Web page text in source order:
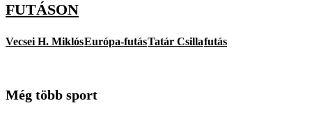
FUTÁSON
Vecsei H. MiklósEurópa-futásTatár Csillafutás
Még több sport